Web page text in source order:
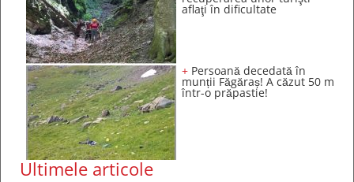
aflaţi în dificultate
+ Persoană decedată în
munții Făgăraș! A căzut 50 m
într-o prăpastie!
Ultimele articole